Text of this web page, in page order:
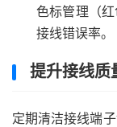
色标管理（
接线错误率。
提升接线质
定期清洁接线端